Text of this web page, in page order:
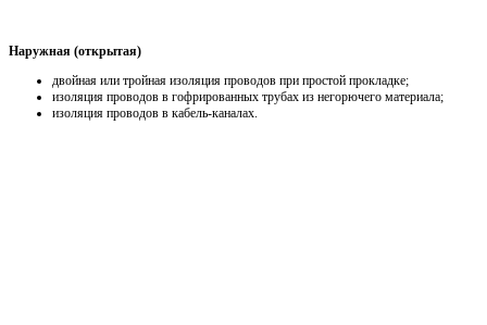
Наружная (открытая)
двойная или тройная изоляция проводов при простой прокладке;
изоляция проводов в гофрированных трубах из негорючего материала;
изоляция проводов в кабель-каналах.